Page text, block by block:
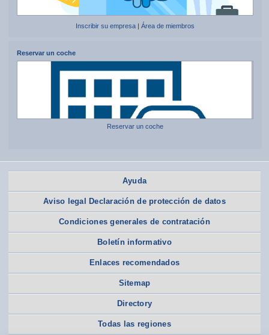
Inscribir su empresa| Área de miembros
Reservar un coche
Reservar un coche
Ayuda
Aviso legal Declaración de protección de datos
Condiciones generales de contratación
Boletín informativo
Enlaces recomendados
Sitemap
Directory
Todas las regiones